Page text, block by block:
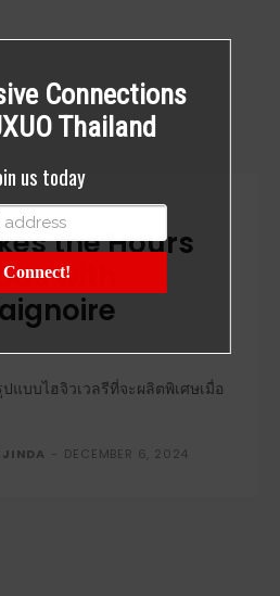
the Hours
with
บบไฮจิวเวลรีที่จะผลิตพิเศษเมื่อ
- DECEMBER 6, 2024
Connections
Thailand
us today
Connect!